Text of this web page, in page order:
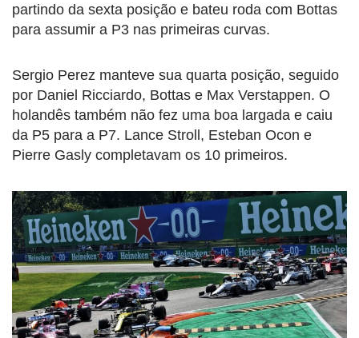
partindo da sexta posição e bateu roda com Bottas
para assumir a P3 nas primeiras curvas.
Sergio Perez manteve sua quarta posição, seguido
por Daniel Ricciardo, Bottas e Max Verstappen. O
holandês também não fez uma boa largada e caiu
da P5 para a P7. Lance Stroll, Esteban Ocon e
Pierre Gasly completavam os 10 primeiros.